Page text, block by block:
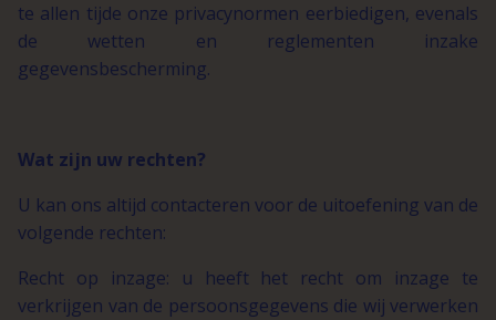
te allen tijde onze privacynormen eerbiedigen, evenals
de wetten en reglementen inzake
gegevensbescherming.
Wat zijn uw rechten?
U kan ons altijd contacteren voor de uitoefening van de
volgende rechten:
Recht op inzage: u heeft het recht om inzage te
verkrijgen van de persoonsgegevens die wij verwerken